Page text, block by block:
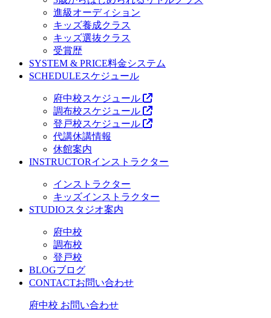
進級オーディション
キッズ養成クラス
キッズ選抜クラス
受賞歴
SYSTEM & PRICE料金システム
SCHEDULEスケジュール
府中校スケジュール
調布校スケジュール
登戸校スケジュール
代講休講情報
休館案内
INSTRUCTORインストラクター
インストラクター
キッズインストラクター
STUDIOスタジオ案内
府中校
調布校
登戸校
BLOGブログ
CONTACTお問い合わせ
府中校 お問い合わせ